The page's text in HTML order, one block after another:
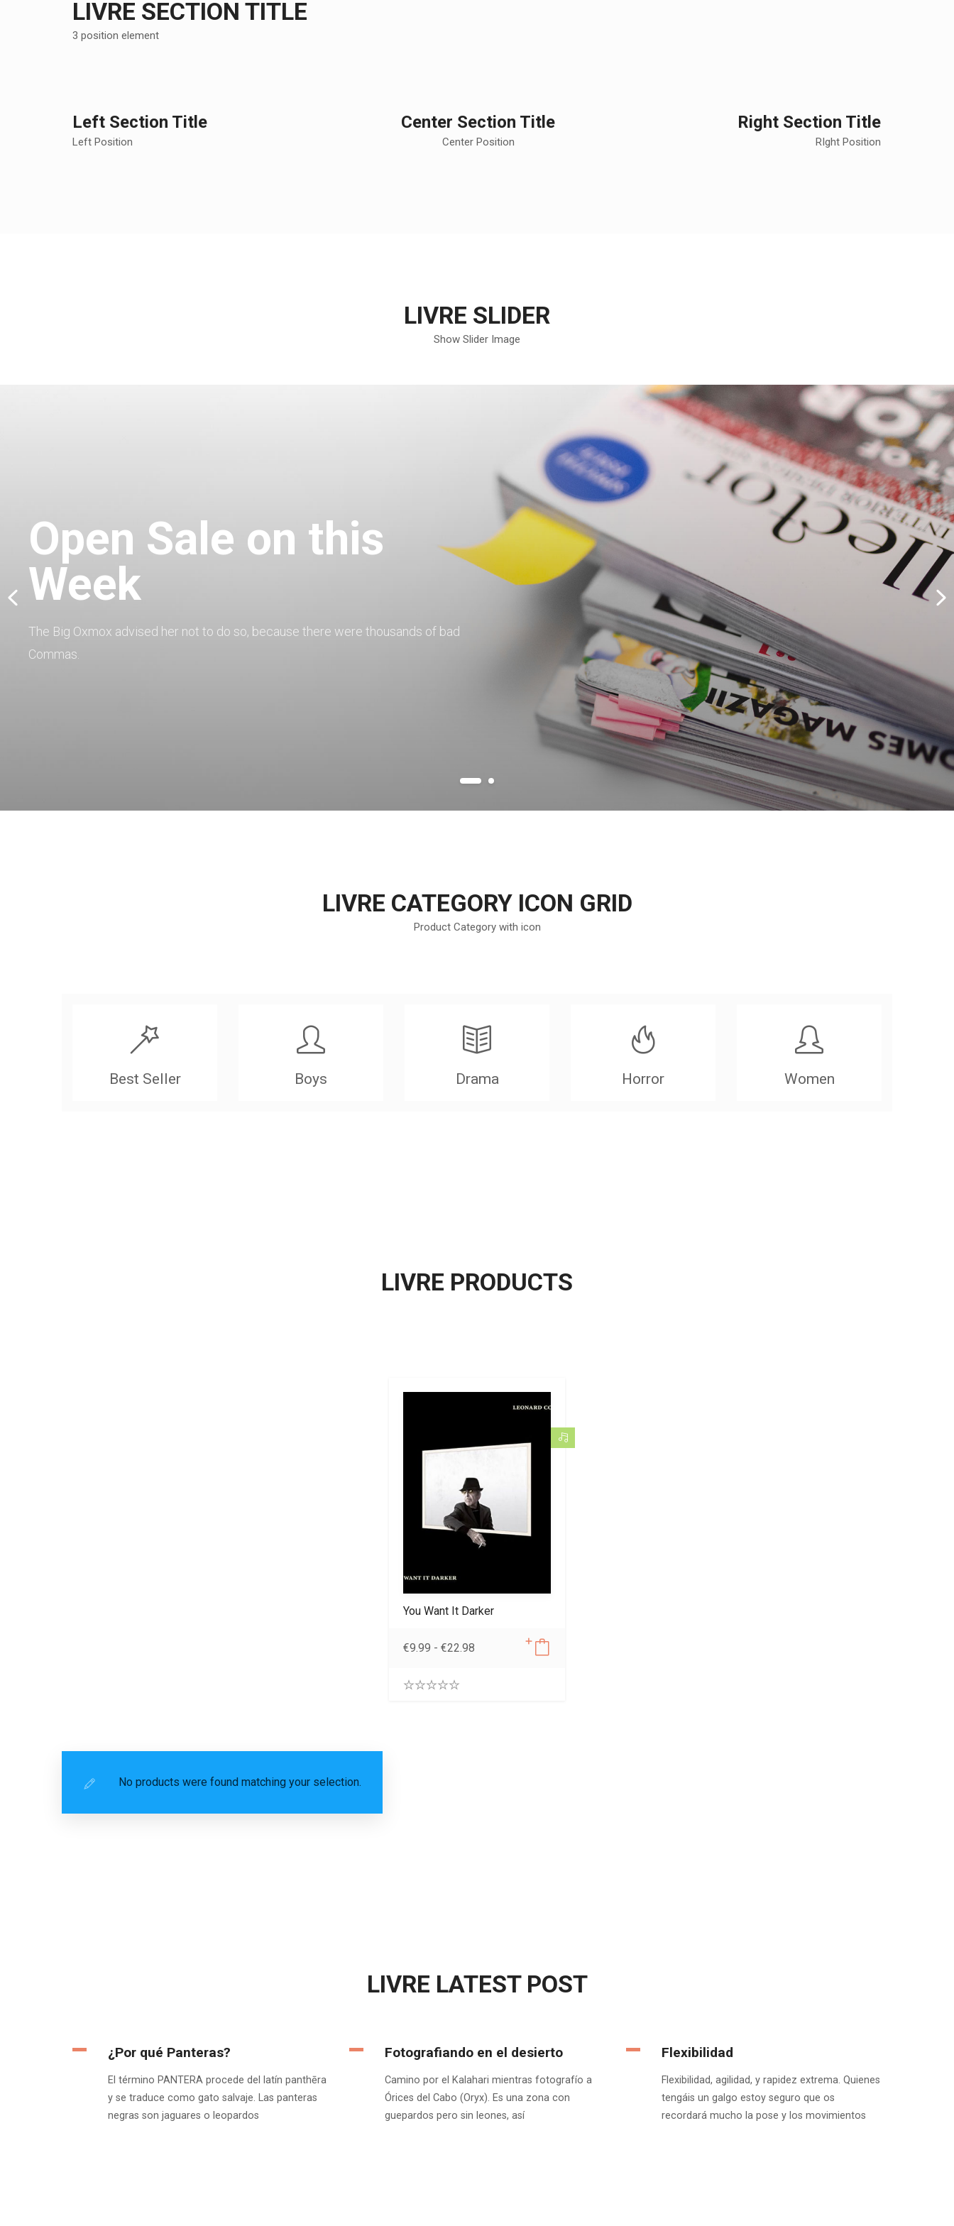
LIVRE SECTION TITLE
3 position element
Left Section Title
Left Position
Center Section Title
Center Position
Right Section Title
RIght Position
LIVRE SLIDER
Show Slider Image
Million book
collection
To take a trivial example, which of us ever undertakes laborious physical exercise,
LIVRE CATEGORY ICON GRID
Product Category with icon
Best Seller Boys Drama Horror Women
LIVRE PRODUCTS
You Want It Darker
€9.99 - €22.98
No products were found matching your selection.
LIVRE LATEST POST
¿Por qué Panteras?
El término PANTERA procede del latín panthēra
y se traduce como gato salvaje. Las panteras
negras son jaguares o leopardos
Fotografiando en el desierto
Camino por el Kalahari mientras fotografío a
Órices del Cabo (Oryx). Es una zona con
guepardos pero sin leones, así
Flexibilidad
Flexibilidad, agilidad, y rapidez extrema. Quienes
tengáis un galgo estoy seguro que os
recordará mucho la pose y los movimientos